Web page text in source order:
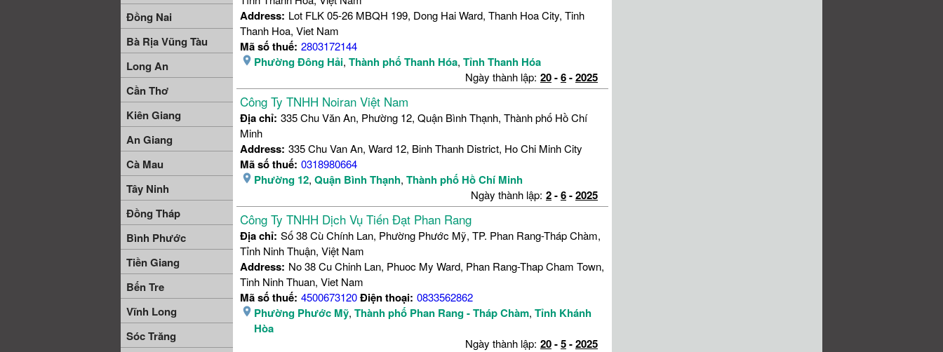
Đồng Nai
Bà Rịa Vũng Tàu
Long An
Cần Thơ
Kiên Giang
An Giang
Cà Mau
Tây Ninh
Đồng Tháp
Bình Phước
Tiền Giang
Bến Tre
Vĩnh Long
Sóc Trăng
Address: Lot FLK 05-26 MBQH 199, Dong Hai Ward, Thanh Hoa City, Tinh
Thanh Hoa, Viet Nam
Mã số thuế: 2803172144
Phường Đông Hải, Thành phố Thanh Hóa, Tỉnh Thanh Hóa
Ngày thành lập: 20-6-2025
Công Ty TNHH Noiran Việt Nam
Địa chỉ: 335 Chu Văn An, Phường 12, Quận Bình Thạnh, Thành phố Hồ Chí
Minh
Address: 335 Chu Van An, Ward 12, Binh Thanh District, Ho Chi Minh City
Mã số thuế: 0318980664
Phường 12, Quận Bình Thạnh, Thành phố Hồ Chí Minh
Ngày thành lập: 2-6-2025
Công Ty TNHH Dịch Vụ Tiến Đạt Phan Rang
Địa chỉ: Số 38 Cù Chính Lan, Phường Phước Mỹ, TP. Phan Rang-Tháp Chàm,
Tỉnh Ninh Thuận, Việt Nam
Address: No 38 Cu Chinh Lan, Phuoc My Ward, Phan Rang-Thap Cham Town,
Tinh Ninh Thuan, Viet Nam
Mã số thuế: 4500673120Điện thoại: 0833562862
Phường Phước Mỹ, Thành phố Phan Rang - Tháp Chàm, Tỉnh Khánh
Hòa
Ngày thành lập: 20-5-2025